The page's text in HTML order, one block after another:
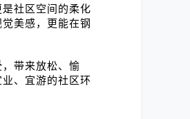
社区空间的柔化
美感，更能在钢
带来放松、愉
、宜游的社区环